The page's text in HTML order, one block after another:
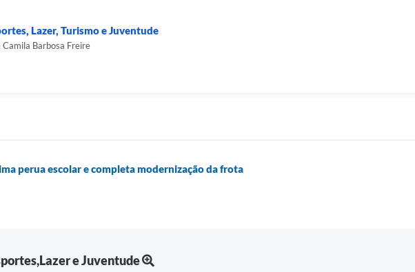
Lazer, Turismo e Juventude
Camila Barbosa Freire
perua escolar e completa modernização da frota
e Juventude